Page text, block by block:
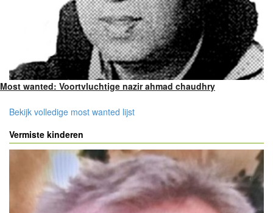
Most wanted: Voortvluchtige nazir ahmad chaudhry
Bekijk volledige most wanted lijst
Vermiste kinderen